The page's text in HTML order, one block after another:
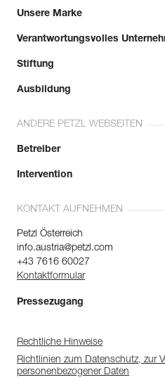
Unsere Marke
Verantwortungsvolles
Stiftung
Ausbildung
ANDERE PETZL WEBSEITEN
Betreiber
Intervention
KONTAKT AUFNEHMEN
Petzl Österreich
info.austria@petzl.com
+43 7616 60027
Kontaktformular
Pressezugang
Rechtliche Hinweise
Richtlinien zum Datenschutz, zur
personenbezogener Daten